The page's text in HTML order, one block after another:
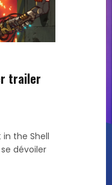
trailer
the Shell
dévoiler